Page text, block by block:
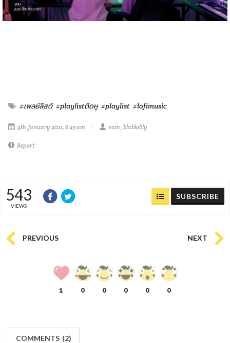
#เพลย์ลิสต์ #playlistติดหู #playlist #lofimusic
9th January 2021, 6:45 am rain_blablobly
Report
543
VIEWS
SUBSCRIBE
PREVIOUS NEXT
1 0 0 0 0 0
COMMENTS (2)